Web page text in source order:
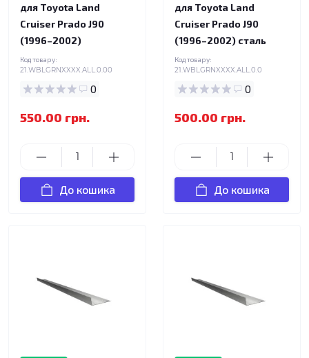
для Toyota Land
Cruiser Prado J90
(1996–2002)
Код товару:
21.WBLGRNXXXX.ALL.0.00
0
550.00 грн.
До кошика
для Toyota Land
Cruiser Prado J90
(1996–2002) сталь
Код товару:
21.WBLGRNXXXX.ALL.0.0
0
500.00 грн.
До кошика